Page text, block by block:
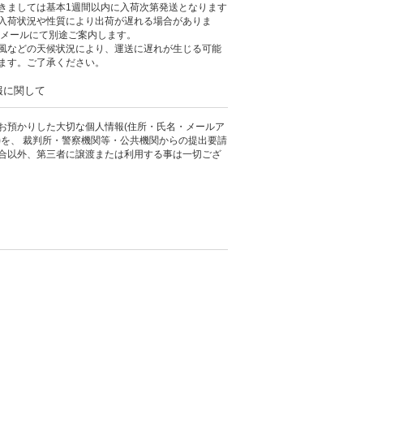
ましては基本1週間以内に入荷次第発送となります
荷状況や性質により出荷が遅れる場合がありま
ールにて別途ご案内します。
などの天候状況により、運送に遅れが生じる可能
す。ご了承ください。
に関して
預かりした大切な個人情報(住所・氏名・メールア
を、 裁判所・警察機関等・公共機関からの提出要請
以外、第三者に譲渡または利用する事は一切ござ